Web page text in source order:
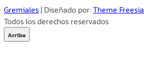
Gremiales| Diseñado por: Theme Freesia
Todos los derechos reservados
Arriba